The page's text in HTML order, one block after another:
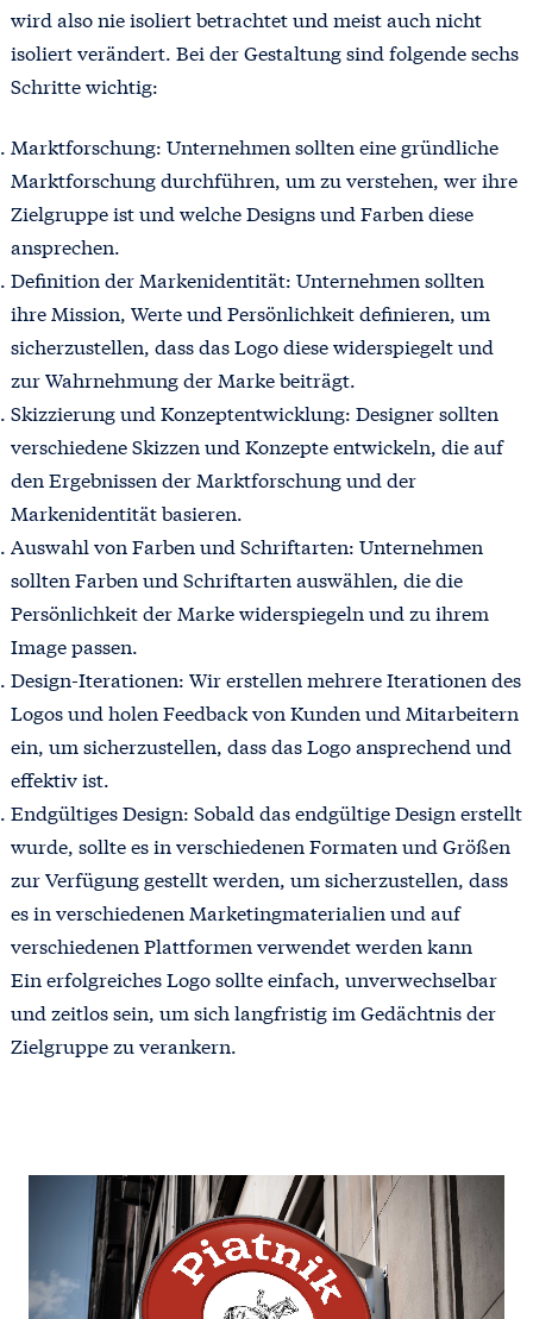
wird also nie isoliert betrachtet und meist auch nicht
isoliert verändert. Bei der Gestaltung sind folgende sechs
Schritte wichtig:
Marktforschung: Unternehmen sollten eine gründliche
Marktforschung durchführen, um zu verstehen, wer ihre
Zielgruppe ist und welche Designs und Farben diese
ansprechen.
Definition der Markenidentität: Unternehmen sollten
ihre Mission, Werte und Persönlichkeit definieren, um
sicherzustellen, dass das Logo diese widerspiegelt und
zur Wahrnehmung der Marke beiträgt.
Skizzierung und Konzeptentwicklung: Designer sollten
verschiedene Skizzen und Konzepte entwickeln, die auf
den Ergebnissen der Marktforschung und der
Markenidentität basieren.
Auswahl von Farben und Schriftarten: Unternehmen
sollten Farben und Schriftarten auswählen, die die
Persönlichkeit der Marke widerspiegeln und zu ihrem
Image passen.
Design-Iterationen: Wir erstellen mehrere Iterationen des
Logos und holen Feedback von Kunden und Mitarbeitern
ein, um sicherzustellen, dass das Logo ansprechend und
effektiv ist.
Endgültiges Design: Sobald das endgültige Design erstellt
wurde, sollte es in verschiedenen Formaten und Größen
zur Verfügung gestellt werden, um sicherzustellen, dass
es in verschiedenen Marketingmaterialien und auf
verschiedenen Plattformen verwendet werden kann
Ein erfolgreiches Logo sollte einfach, unverwechselbar
und zeitlos sein, um sich langfristig im Gedächtnis der
Zielgruppe zu verankern.